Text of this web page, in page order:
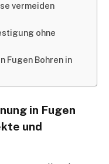
vermeiden
ohne
Fugen Bohren in
in Fugen
und